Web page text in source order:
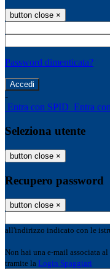
button close ×
Password dimenticata?
-
Entra con SPID Entra
Seleziona utente
button close ×
Recupero password
button close ×
all'indirizzo indicato con le
Non hai una e-mail associata
tramite la Login Spaggiari